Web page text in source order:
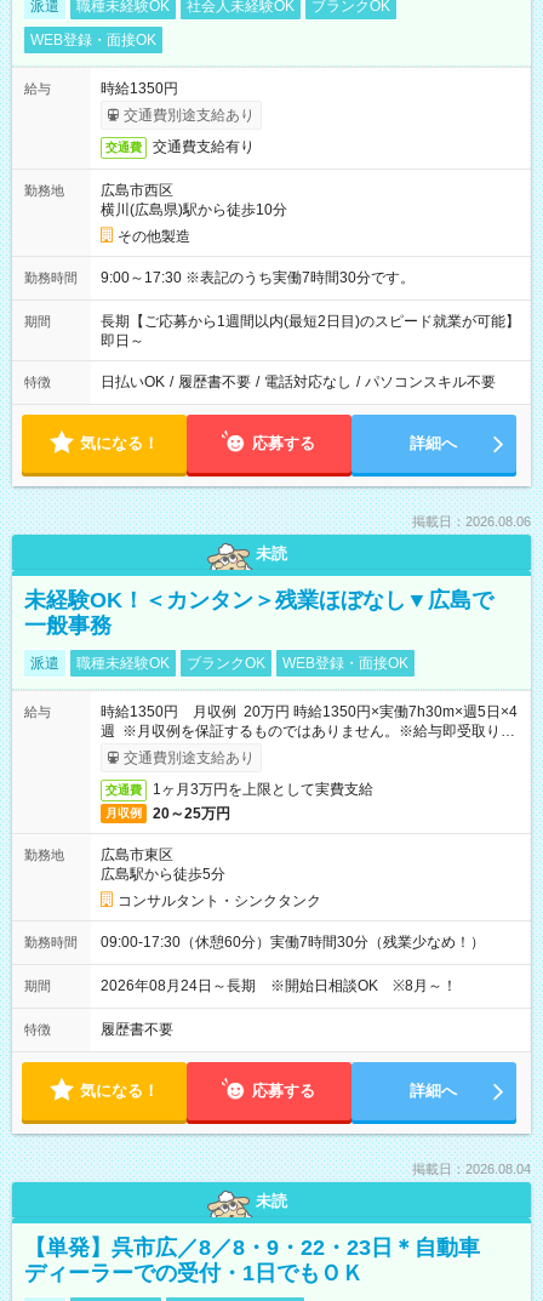
派遣 職種未経験OK 社会人未経験OK
ブランクOK
WEB登録・面接OK
給与
時給1350円
交通費別途支給あり
交通費 交通費支給有り
勤務地
広島市西区
横川(広島県)駅から徒歩10分
その他製造
勤務時間 9:00～17:30 ※表記のうち実働7時間30分です。
期間
長期【ご応募から1週間以内(最短2日目)のスピード就業が可能】
即日～
特徴 日払いOK / 履歴書不要 / 電話対応なし / パソコンスキル不要
気になる！ 応募する 詳細へ
掲載日：2026.08.06
未読
未経験OK！＜カンタン＞残業ほぼなし▼広島で
一般事務
派遣 職種未経験OK ブランクOK WEB登録・面接OK
給与
時給1350円 月収例 20万円 時給1350円×実働7h30m×週5日×4
週 ※月収例を保証するものではありません。※給与即受取りサ
ービス利用可（利用条件有）
交通費別途支給あり
交通費 1ヶ月3万円を上限として実費支給
月収例 20～25万円
勤務地
広島市東区
広島駅から徒歩5分
コンサルタント・シンクタンク
勤務時間 09:00-17:30（休憩60分）実働7時間30分（残業少なめ！）
期間 2026年08月24日～長期 ※開始日相談OK ※8月～！
特徴 履歴書不要
気になる！ 応募する 詳細へ
掲載日：2026.08.04
未読
【単発】呉市広／8／8・9・22・23日＊自動車
ディーラーでの受付・1日でもＯＫ